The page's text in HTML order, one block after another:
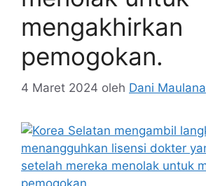
mengakhirkan
pemogokan.
4 Maret 2024 oleh Dani Maulana